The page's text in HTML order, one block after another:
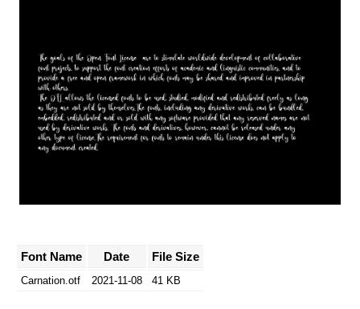
Font Name Date File Size
Carnation.otf 2021-11-08 41 KB